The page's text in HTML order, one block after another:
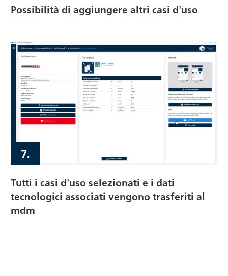
Possibilità di aggiungere altri casi d'uso
7.
Tutti i casi d'uso selezionati e i dati
tecnologici associati vengono trasferiti al
mdm